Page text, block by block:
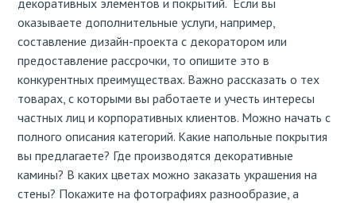
оказываете дополнительные услуги, например,
составление дизайн-проекта с декоратором или
предоставление рассрочки, то опишите это в
конкурентных преимуществах. Важно рассказать о тех
товарах, с которыми вы работаете и учесть интересы
частных лиц и корпоративных клиентов. Можно начать с
полного описания категорий. Какие напольные покрытия
вы предлагаете? Где производятся декоративные
камины? В каких цветах можно заказать украшения на
стены? Покажите на фотографиях разнообразие, а